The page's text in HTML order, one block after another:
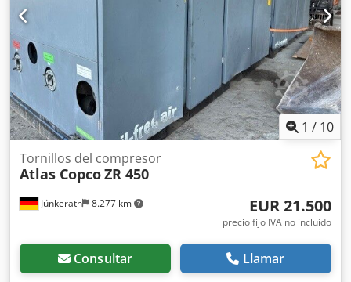
1 / 10
Jünkerath 8.277 km
Tornillos del compresor
Atlas CopcoZR 450
EUR 21.500
precio fijo IVA no incluído
Consultar Llamar